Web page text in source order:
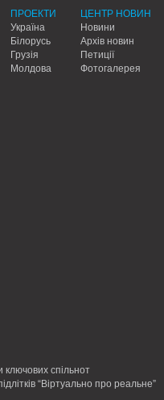
ПРОЕКТИ
Україна
Білорусь
Грузія
Молдова
ЦЕНТР НОВИН
Новини
Архів новин
Петиції
Фотогалерея
спільнот
“Віртуально про реальне”